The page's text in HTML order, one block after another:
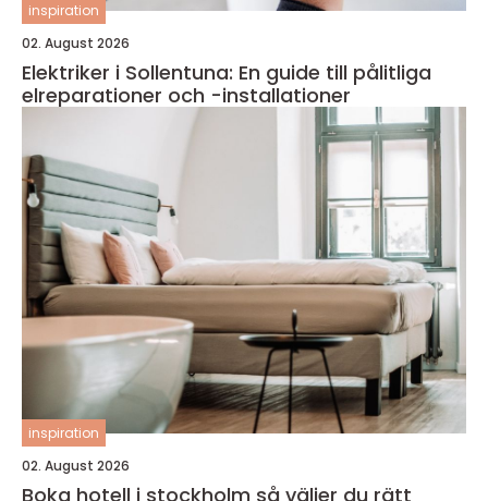
inspiration
02. August 2026
Elektriker i Sollentuna: En guide till pålitliga
elreparationer och -installationer
inspiration
02. August 2026
Boka hotell i stockholm så väljer du rätt